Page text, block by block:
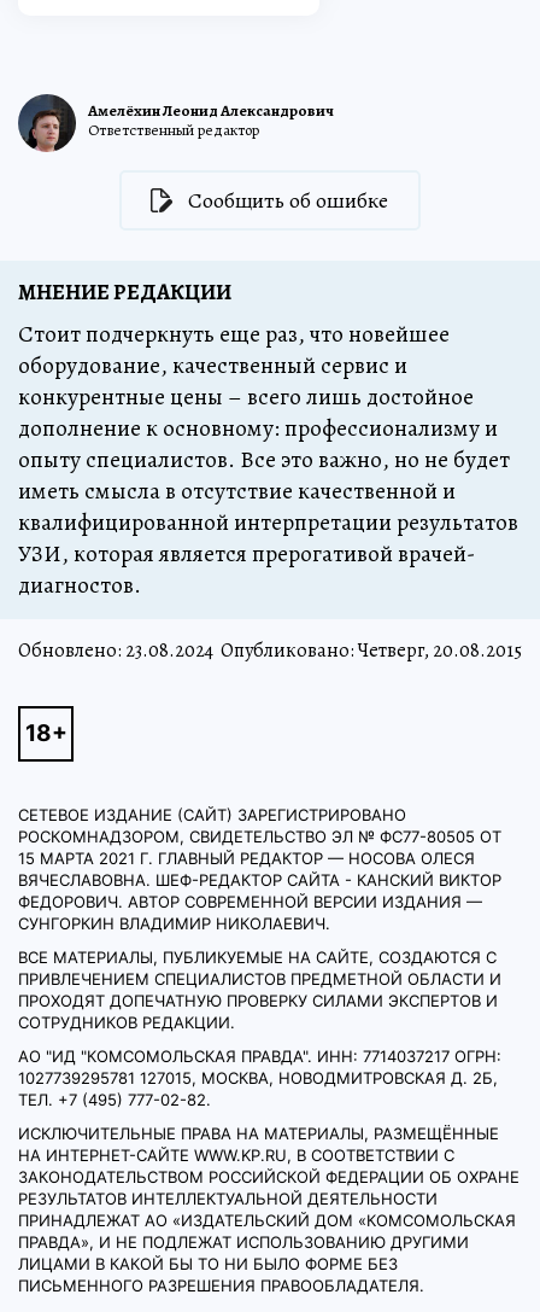
Амелёхин Леонид Александрович
Ответственный редактор
Сообщить об ошибке
МНЕНИЕ РЕДАКЦИИ
Стоит подчеркнуть еще раз, что новейшее
оборудование, качественный сервис и
конкурентные цены – всего лишь достойное
дополнение к основному: профессионализму и
опыту специалистов. Все это важно, но не будет
иметь смысла в отсутствие качественной и
квалифицированной интерпретации результатов
УЗИ, которая является прерогативой врачей-
диагностов.
Обновлено: 23.08.2024 Опубликовано: Четверг, 20.08.2015
СЕТЕВОЕ ИЗДАНИЕ (САЙТ) ЗАРЕГИСТРИРОВАНО
РОСКОМНАДЗОРОМ, СВИДЕТЕЛЬСТВО ЭЛ № ФС77-80505 ОТ
15 МАРТА 2021 Г. ГЛАВНЫЙ РЕДАКТОР — НОСОВА ОЛЕСЯ
ВЯЧЕСЛАВОВНА. ШЕФ-РЕДАКТОР САЙТА - КАНСКИЙ ВИКТОР
ФЕДОРОВИЧ. АВТОР СОВРЕМЕННОЙ ВЕРСИИ ИЗДАНИЯ —
СУНГОРКИН ВЛАДИМИР НИКОЛАЕВИЧ.
ВСЕ МАТЕРИАЛЫ, ПУБЛИКУЕМЫЕ НА САЙТЕ, СОЗДАЮТСЯ С
ПРИВЛЕЧЕНИЕМ СПЕЦИАЛИСТОВ ПРЕДМЕТНОЙ ОБЛАСТИ И
ПРОХОДЯТ ДОПЕЧАТНУЮ ПРОВЕРКУ СИЛАМИ ЭКСПЕРТОВ И
СОТРУДНИКОВ РЕДАКЦИИ.
АО "ИД "КОМСОМОЛЬСКАЯ ПРАВДА". ИНН: 7714037217 ОГРН:
1027739295781 127015, МОСКВА, НОВОДМИТРОВСКАЯ Д. 2Б,
ТЕЛ. +7 (495) 777-02-82.
ИСКЛЮЧИТЕЛЬНЫЕ ПРАВА НА МАТЕРИАЛЫ, РАЗМЕЩЁННЫЕ
НА ИНТЕРНЕТ-САЙТЕ WWW.KP.RU, В СООТВЕТСТВИИ С
ЗАКОНОДАТЕЛЬСТВОМ РОССИЙСКОЙ ФЕДЕРАЦИИ ОБ ОХРАНЕ
РЕЗУЛЬТАТОВ ИНТЕЛЛЕКТУАЛЬНОЙ ДЕЯТЕЛЬНОСТИ
ПРИНАДЛЕЖАТ АО «ИЗДАТЕЛЬСКИЙ ДОМ «КОМСОМОЛЬСКАЯ
ПРАВДА», И НЕ ПОДЛЕЖАТ ИСПОЛЬЗОВАНИЮ ДРУГИМИ
ЛИЦАМИ В КАКОЙ БЫ ТО НИ БЫЛО ФОРМЕ БЕЗ
ПИСЬМЕННОГО РАЗРЕШЕНИЯ ПРАВООБЛАДАТЕЛЯ.